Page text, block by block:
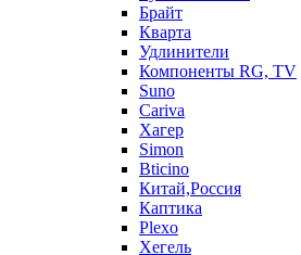
Брайт
Кварта
Удлинители
Компоненты RG, TV
Suno
Cariva
Хагер
Simon
Bticino
Китай,Россия
Каптика
Plexo
Хегель